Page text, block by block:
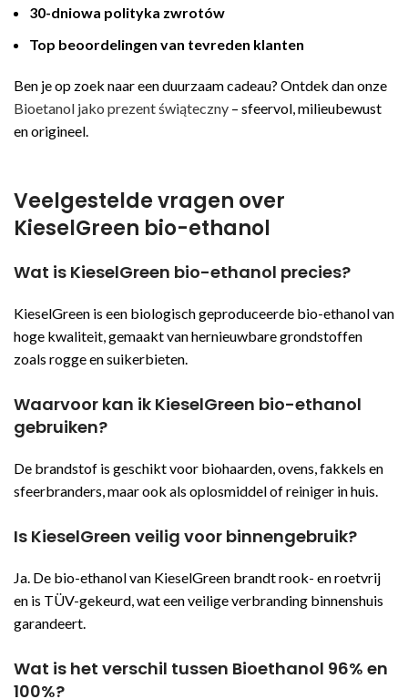
30-dniowa polityka zwrotów
Top beoordelingen van tevreden klanten
Ben je op zoek naar een duurzaam cadeau? Ontdek dan onze
Bioetanol jako prezent świąteczny – sfeervol, milieubewust
en origineel.
Veelgestelde vragen over
KieselGreen bio-ethanol
Wat is KieselGreen bio-ethanol precies?
KieselGreen is een biologisch geproduceerde bio-ethanol van
hoge kwaliteit, gemaakt van hernieuwbare grondstoffen
zoals rogge en suikerbieten.
Waarvoor kan ik KieselGreen bio-ethanol
gebruiken?
De brandstof is geschikt voor biohaarden, ovens, fakkels en
sfeerbranders, maar ook als oplosmiddel of reiniger in huis.
Is KieselGreen veilig voor binnengebruik?
Ja. De bio-ethanol van KieselGreen brandt rook- en roetvrij
en is TÜV-gekeurd, wat een veilige verbranding binnenshuis
garandeert.
Wat is het verschil tussen Bioethanol 96% en
100%?